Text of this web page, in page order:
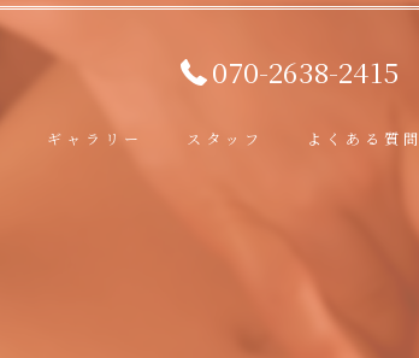
070-2638-2415
ギャラリー スタッフ よくある質問